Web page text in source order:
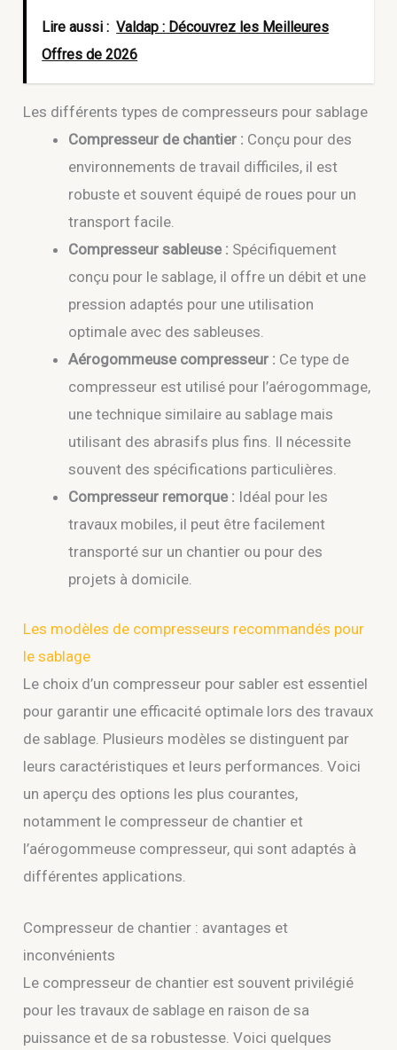
Lire aussi : Valdap : Découvrez les Meilleures
Offres de 2026
Les différents types de compresseurs pour sablage
Compresseur de chantier : Conçu pour des
environnements de travail difficiles, il est
robuste et souvent équipé de roues pour un
transport facile.
Compresseur sableuse : Spécifiquement
conçu pour le sablage, il offre un débit et une
pression adaptés pour une utilisation
optimale avec des sableuses.
Aérogommeuse compresseur : Ce type de
compresseur est utilisé pour l’aérogommage,
une technique similaire au sablage mais
utilisant des abrasifs plus fins. Il nécessite
souvent des spécifications particulières.
Compresseur remorque : Idéal pour les
travaux mobiles, il peut être facilement
transporté sur un chantier ou pour des
projets à domicile.
Les modèles de compresseurs recommandés pour
le sablage
Le choix d’un compresseur pour sabler est essentiel
pour garantir une efficacité optimale lors des travaux
de sablage. Plusieurs modèles se distinguent par
leurs caractéristiques et leurs performances. Voici
un aperçu des options les plus courantes,
notamment le compresseur de chantier et
l’aérogommeuse compresseur, qui sont adaptés à
différentes applications.
Compresseur de chantier : avantages et
inconvénients
Le compresseur de chantier est souvent privilégié
pour les travaux de sablage en raison de sa
puissance et de sa robustesse. Voici quelques